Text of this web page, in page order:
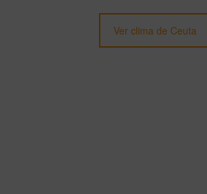
Ver clima de Ceuta